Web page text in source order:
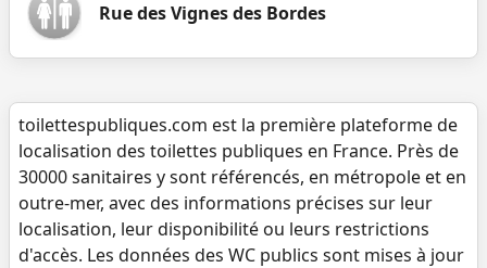
Rue des Vignes des Bordes
toilettespubliques.com est la première plateforme de
localisation des toilettes publiques en France. Près de
30000 sanitaires y sont référencés, en métropole et en
outre-mer, avec des informations précises sur leur
localisation, leur disponibilité ou leurs restrictions
d'accès. Les données des WC publics sont mises à jour